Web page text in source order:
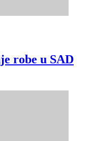
robe u SAD